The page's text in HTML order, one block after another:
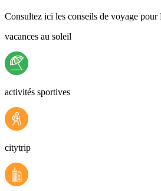
Consultez ici les conseils de voyage pour
vacances au soleil
activités sportives
citytrip